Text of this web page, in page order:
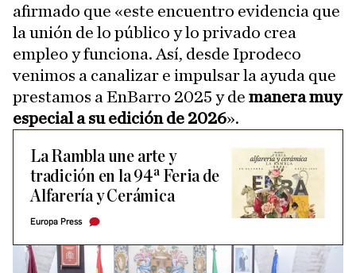
afirmado que «este encuentro evidencia que
la unión de lo público y lo privado crea
empleo y funciona. Así, desde Iprodeco
venimos a canalizar e impulsar la ayuda que
prestamos a EnBarro 2025 y de manera muy
especial a su edición de 2026».
La Rambla une arte y
tradición en la 94ª Feria de
Alfarería y Cerámica
Europa Press